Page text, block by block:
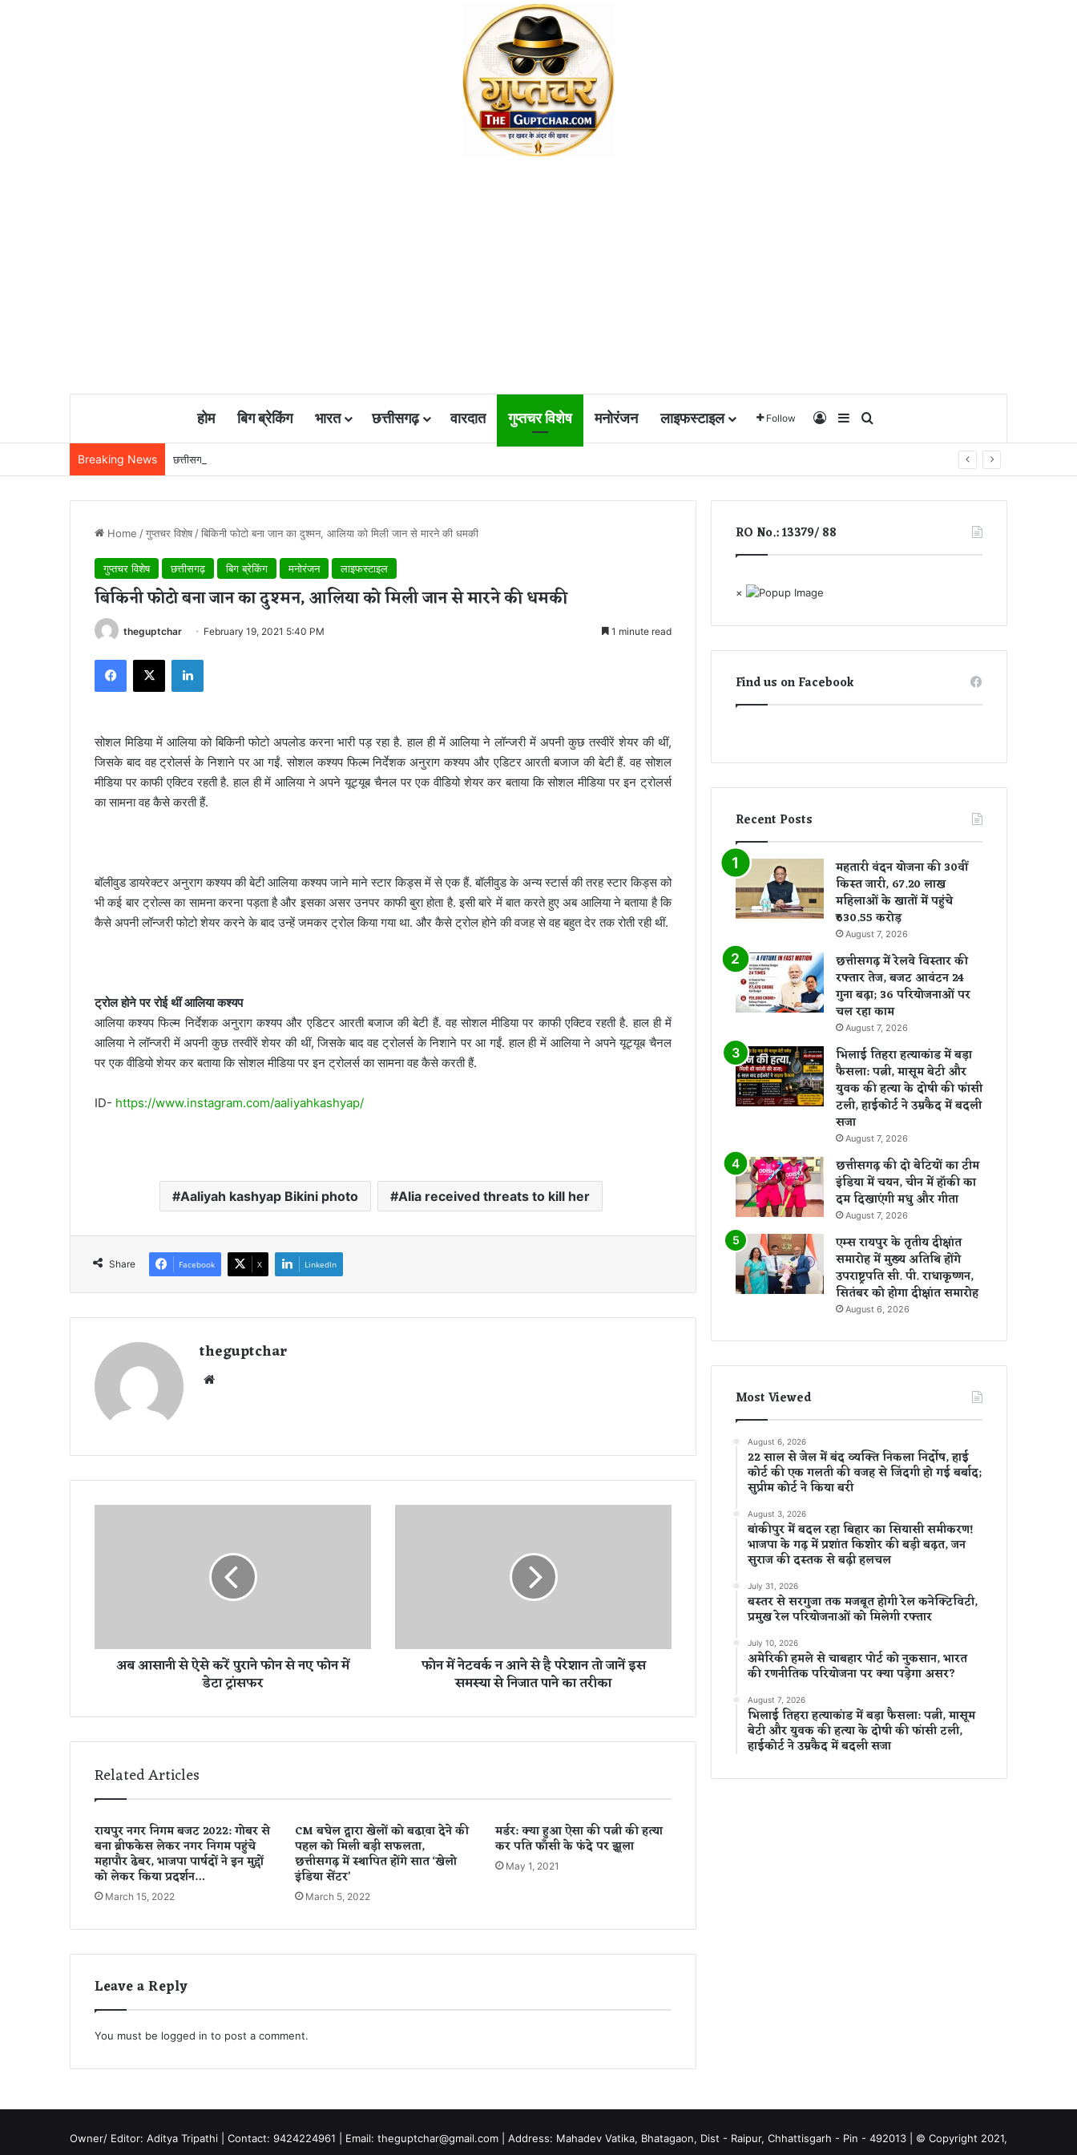
होम बिग ब्रेकिंग भारत छत्तीसगढ़ वारदात गुप्तचर विशेष मनोरंजन लाइफस्टाइल Follow Log InSidebar
Breaking News छत्तीसगढ़ में रेलवे विस्तार की रफ्तार तेज, बजट आवंटन 24 गुना बढ़ा; 36 परियोजनाओं पर चल रहा काम
Home /गुप्तचर विशेष /बिकिनी फोटो बना जान का दुश्मन, आलिया को मिली जान से मारने की धमकी
गुप्तचर विशेष छत्तीसगढ़ बिग ब्रेकिंग मनोरंजन लाइफस्टाइल
बिकिनी फोटो बना जान का दुश्मन, आलिया को मिली जान से मारने की धमकी
theguptchar February 19, 2021 5:40 PM 1 minute read
सोशल मिडिया में आलिया को बिकिनी फोटो अपलोड करना भारी पड़ रहा है. हाल ही में आलिया ने लॉन्जरी में अपनी कुछ तस्वीरें शेयर की थीं,
जिसके बाद वह ट्रोलर्स के निशाने पर आ गईं. सोशल कश्यप फिल्म निर्देशक अनुराग कश्यप और एडिटर आरती बजाज की बेटी हैं. वह सोशल
मीडिया पर काफी एक्टिव रहती है. हाल ही में आलिया ने अपने यूट्यूब चैनल पर एक वीडियो शेयर कर बताया कि सोशल मीडिया पर इन ट्रोलर्स
का सामना वह कैसे करती हैं.
बॉलीवुड डायरेक्टर अनुराग कश्यप की बेटी आलिया कश्यप जाने माने स्टार किड्स में से एक हैं. बॉलीवुड के अन्य स्टार्स की तरह स्टार किड्स को
भी कई बार ट्रोल्स का सामना करना पड़ता है और इसका असर उनपर काफी बुरा होता है. इसी बारे में बात करते हुए अब आलिया ने बताया है कि
कैसे अपनी लॉन्जरी फोटो शेयर करने के बाद उन्हें जमकर ट्रोल किया गया था. और कैसे ट्रोल होने की वजह से वह बहुत देर तक रोती रही थीं.
ट्रोल होने पर रोई थीं आलिया कश्यप
आलिया कश्यप फिल्म निर्देशक अनुराग कश्यप और एडिटर आरती बजाज की बेटी हैं. वह सोशल मीडिया पर काफी एक्टिव रहती है. हाल ही में
आलिया ने लॉन्जरी में अपनी कुछ तस्वीरें शेयर की थीं, जिसके बाद वह ट्रोलर्स के निशाने पर आ गईं. हाल ही में आलिया ने अपने यूट्यूब चैनल
पर एक वीडियो शेयर कर बताया कि सोशल मीडिया पर इन ट्रोलर्स का सामना वह कैसे करती हैं.
ID- https://www.instagram.com/aaliyahkashyap/
Aaliyah kashyap Bikini photo Alia received threats to kill her
Share Facebook X LinkedIn
theguptchar
क
ने
न
ए
न
में
डे
टा
ट्रां
फ
र
अब आसानी से ऐसे करें पुराने फोन से नए फोन में
डेटा ट्रांसफर
आ
प
जा
इ
स
स
नि
जा
का
फोन में नेटवर्क न आने से है परेशान तो जानें इस
समस्या से निजात पाने का तरीका
Related Articles
रायपुर नगर निगम बजट 2022: गोबर से
बना ब्रीफकेस लेकर नगर निगम पहुंचे
महापौर ढेबर, भाजपा पार्षदों ने इन मुद्दों
को लेकर किया प्रदर्शन…
March 15, 2022
CM बघेल द्वारा खेलों को बढा़वा देने की
पहल को मिली बड़ी सफलता,
छत्तीसगढ़ में स्थापित होंगे सात ‘खेलो
इंडिया सेंटर’
March 5, 2022
मर्डर: क्या हुआ ऐसा की पत्नी की हत्या
कर पति फाँसी के फंदे पर झूला
May 1, 2021
Leave a Reply
You must be logged in to post a comment.
RO No.: 13379/ 88
×
Find us on Facebook
Recent Posts
महतारी वंदन योजना की 30वीं
किस्त जारी, 67.20 लाख
महिलाओं के खातों में पहुंचे
₹630.55 करोड़
August 7, 2026
छत्तीसगढ़ में रेलवे विस्तार की
रफ्तार तेज, बजट आवंटन 24
गुना बढ़ा; 36 परियोजनाओं पर
चल रहा काम
August 7, 2026
भिलाई तिहरा हत्याकांड में बड़ा
फैसला: पत्नी, मासूम बेटी और
युवक की हत्या के दोषी की फांसी
टली, हाईकोर्ट ने उम्रकैद में बदली
सजा
August 7, 2026
छत्तीसगढ़ की दो बेटियों का टीम
इंडिया में चयन, चीन में हॉकी का
दम दिखाएंगी मधु और गीता
August 7, 2026
एम्स रायपुर के तृतीय दीक्षांत
समारोह में मुख्य अतिथि होंगे
उपराष्ट्रपति सी. पी. राधाकृष्णन,
सितंबर को होगा दीक्षांत समारोह
August 6, 2026
Most Viewed
August 6, 2026
22 साल से जेल में बंद व्यक्ति निकला निर्दोष, हाई
कोर्ट की एक गलती की वजह से जिंदगी हो गई बर्बाद;
सुप्रीम कोर्ट ने किया बरी
August 3, 2026
बांकीपुर में बदल रहा बिहार का सियासी समीकरण!
भाजपा के गढ़ में प्रशांत किशोर की बड़ी बढ़त, जन
सुराज की दस्तक से बढ़ी हलचल
July 31, 2026
बस्तर से सरगुजा तक मजबूत होगी रेल कनेक्टिविटी,
प्रमुख रेल परियोजनाओं को मिलेगी रफ्तार
July 10, 2026
अमेरिकी हमले से चाबहार पोर्ट को नुकसान, भारत
की रणनीतिक परियोजना पर क्या पड़ेगा असर?
August 7, 2026
भिलाई तिहरा हत्याकांड में बड़ा फैसला: पत्नी, मासूम
बेटी और युवक की हत्या के दोषी की फांसी टली,
हाईकोर्ट ने उम्रकैद में बदली सजा
Owner/ Editor: Aditya Tripathi | Contact: 9424224961 | Email: theguptchar@gmail.com | Address: Mahadev Vatika, Bhatagaon, Dist - Raipur, Chhattisgarh - Pin - 492013 | © Copyright 2021,